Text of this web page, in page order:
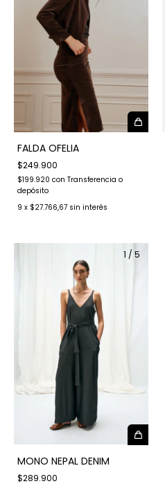
FALDA OFELIA
$249.900
$199.920 con Transferencia o
depósito
9 x $27.766,67 sin interés
1 / 5
MONO NEPAL DENIM
$289.900